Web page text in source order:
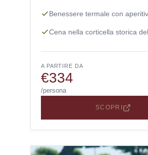
Benessere termale con
Cena nella corticella storica
A PARTIRE DA
€334
/persona
SCOPRI